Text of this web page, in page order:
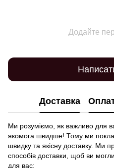
Додайте
Доставка
Ми розуміємо, як важливо для
якомога швидше! Тому ми
швидку та якісну доставку. Ми
способів доставки, щоб ви
для вас: